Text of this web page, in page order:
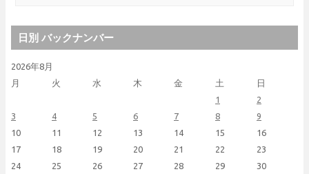
日別 バックナンバー
2026年8月
月
火 水 木 金 土 日
1
2
3
4 5 6 7 8
9
10
11 12 13 14 15
16
17
18 19 20 21 22
23
24
25 26 27 28 29
30